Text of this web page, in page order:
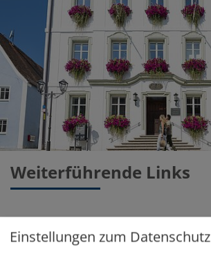
Weiterführende Links
Homepage derMonheimer Alb
Einstellungen zum Datenschutz